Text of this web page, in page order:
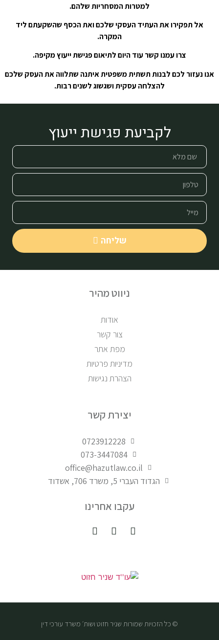
למטרות המסחריות שלהם.
אל תפקירו את העתיד העסקי שלכם ואת הכסף שהשקעתם ליד
המקרה.
צרו עמנו קשר עוד היום לתיאום פגישת ייעוץ מקיפה.
אנו נעזור לכם לבנות תשתית משפטית איתנה שתלווה את העסק שלכם
להצלחה עסקית ושגשוג לשנים רבות.
לקביעת פגישת ייעוץ
שליחה
ניווט מהיר
אודות
צור קשר
מפת אתר
מדיניות פרטיות
הצהרת נגישות
יצירת קשר
0723912228
073-3447084
office@hazutlaw.co.il
הגדוד העברי 5, משרד 706, אשדוד
עקבו אחרינו
© כל הזכויות שמורות שניר חזוט ושות׳ משרד עורכי דין